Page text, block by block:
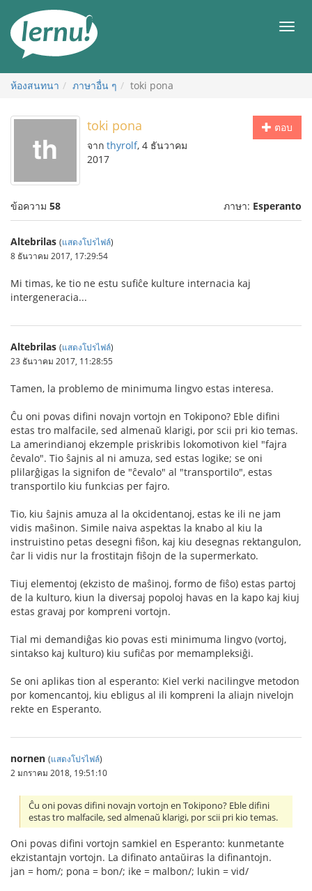
สารบัญ
เมนู
ห้องสนทนา ภาษาอื่น ๆ toki pona
ตอบ
toki pona
จาก thyrolf, 4 ธันวาคม
2017
ข้อความ 58 ภาษา: Esperanto
Altebrilas (แสดงโปรไฟล์)
8 ธันวาคม 2017, 17:29:54
Mi timas, ke tio ne estu sufiĉe kulture internacia kaj
intergeneracia...
Altebrilas (แสดงโปรไฟล์)
23 ธันวาคม 2017, 11:28:55
Tamen, la problemo de minimuma lingvo estas interesa.
Ĉu oni povas difini novajn vortojn en Tokipono? Eble difini
estas tro malfacile, sed almenaŭ klarigi, por scii pri kio temas.
La amerindianoj ekzemple priskribis lokomotivon kiel "fajra
ĉevalo". Tio ŝajnis al ni amuza, sed estas logike; se oni
plilarĝigas la signifon de "ĉevalo" al "transportilo", estas
transportilo kiu funkcias per fajro.
Tio, kiu ŝajnis amuza al la okcidentanoj, estas ke ili ne jam
vidis maŝinon. Simile naiva aspektas la knabo al kiu la
instruistino petas desegni fiŝon, kaj kiu desegnas rektangulon,
ĉar li vidis nur la frostitajn fiŝojn de la supermerkato.
Tiuj elementoj (ekzisto de maŝinoj, formo de fiŝo) estas partoj
de la kulturo, kiun la diversaj popoloj havas en la kapo kaj kiuj
estas gravaj por kompreni vortojn.
Tial mi demandiĝas kio povas esti minimuma lingvo (vortoj,
sintakso kaj kulturo) kiu sufiĉas por memampleksiĝi.
Se oni aplikas tion al esperanto: Kiel verki nacilingve metodon
por komencantoj, kiu ebligus al ili kompreni la aliajn nivelojn
rekte en Esperanto.
nornen (แสดงโปรไฟล์)
2 มกราคม 2018, 19:51:10
Ĉu oni povas difini novajn vortojn en Tokipono? Eble difini
estas tro malfacile, sed almenaŭ klarigi, por scii pri kio temas.
Oni povas difini vortojn samkiel en Esperanto: kunmetante
ekzistantajn vortojn. La difinato antaŭiras la difinantojn.
jan = hom/; pona = bon/; ike = malbon/; lukin = vid/